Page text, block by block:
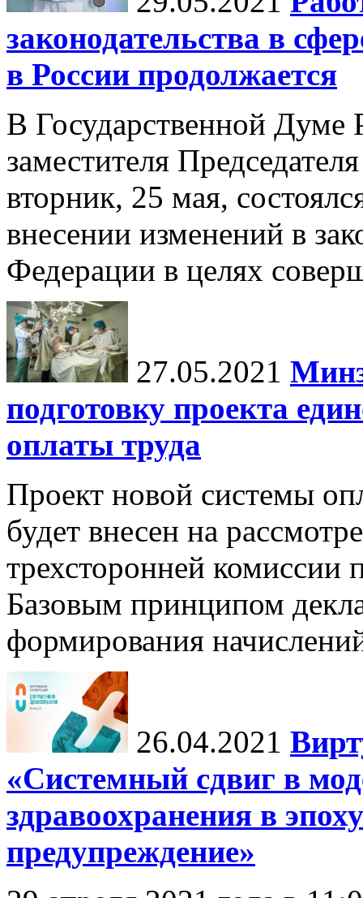
законодательства в
в России продолжается
В Государственной Думе
заместителя
вторник, 25 мая,
внесении изменений в
Федерации в целях
27.05.2021
подготовку проекта
оплаты труда
Проект новой системы
будет внесен на
трехсторонней комиссии
Базовым принципом
формирования
26.04.2021
«Системный сдвиг в
здравоохранения в
предупреждение»